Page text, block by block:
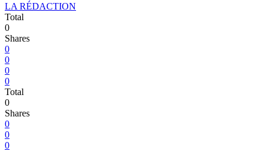
LA RÉDACTION
Total
0
Shares
0
0
0
0
Total
0
Shares
0
0
0